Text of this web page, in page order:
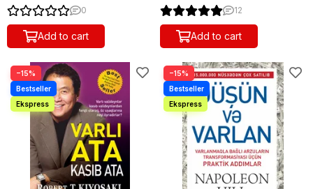
0
Add to cart
12
Add to cart
−15% −15%